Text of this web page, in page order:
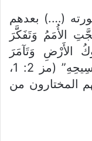
(….) بعدهم
الأُمَمُ وَتَفَكَّرَ
الأَرْضِ وَتَآمَرَ
الرُّؤَسَاءُ مَعاً عَلَى الرَّبِّ وَعَلَى مَسِيحِهِ” (مز 2: 1،
المختارون من